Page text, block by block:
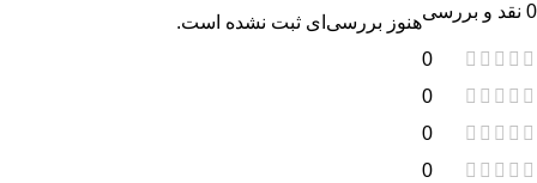
0 نقد و بررسی
0
0
0
0
هنوز بررسی‌ای ثبت نشده است.